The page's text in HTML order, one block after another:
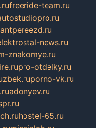
freeride-team.ru
news.ru
znakomye.ru
pro-otdelky.ru
porno-vk.ru
adonyev.ru
hostel-65.ru